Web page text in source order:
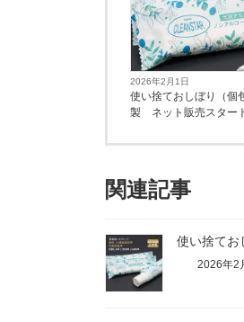
2026年2月1日
使い捨ておしぼり（個
製 ネット販売スター
関連記事
使い捨て
2026年2